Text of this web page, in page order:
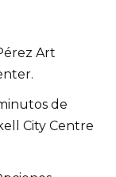
Art
de
City Centre